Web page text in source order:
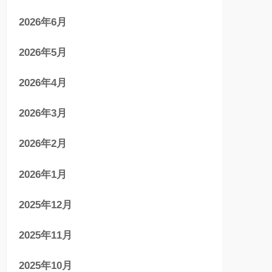
2026年6月
2026年5月
2026年4月
2026年3月
2026年2月
2026年1月
2025年12月
2025年11月
2025年10月